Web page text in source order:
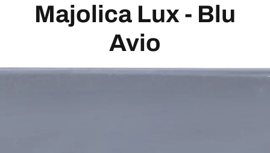
Majolica Lux - Blu
Avio